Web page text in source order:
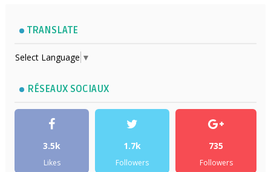
TRANSLATE
Select Language ▼
RÉSEAUX SOCIAUX
3.5k
Likes
1.7k
Followers
735
Followers